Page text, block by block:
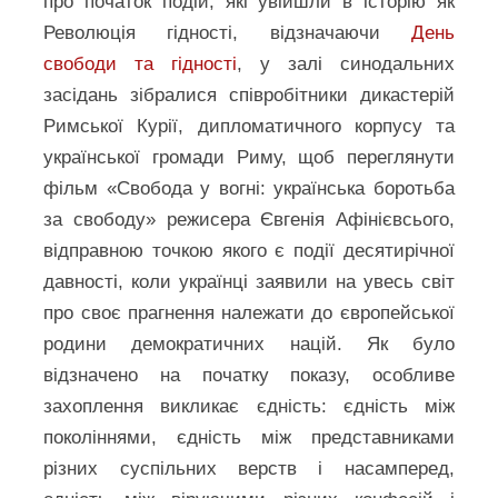
Революція гідності, відзначаючи День
свободи та гідності, у залі синодальних
засідань зібралися співробітники дикастерій
Римської Курії, дипломатичного корпусу та
української громади Риму, щоб переглянути
фільм «Свобода у вогні: українська боротьба
за свободу» режисера Євгенія Афінієвсього,
відправною точкою якого є події десятирічної
давності, коли українці заявили на увесь світ
про своє прагнення належати до європейської
родини демократичних націй. Як було
відзначено на початку показу, особливе
захоплення викликає єдність: єдність між
поколіннями, єдність між представниками
різних суспільних верств і насамперед,